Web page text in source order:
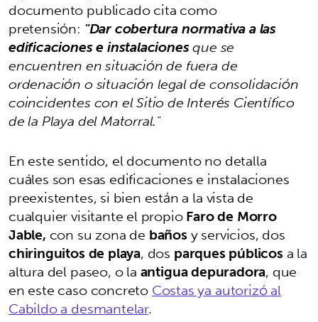
documento publicado cita como
pretensión: "Dar cobertura normativa a las
edificaciones e instalacionesque se
encuentren en situación de fuera de
ordenación o situación legal de consolidación
coincidentes con el Sitio de Interés Científico
de la Playa del Matorral."
En este sentido, el documento no detalla
cuáles son esas edificaciones e instalaciones
preexistentes, si bien están a la vista de
cualquier visitante el propioFaro de Morro
Jable, con su zona de bañosy servicios, dos
chiringuitos de playa, dos parques públicosa la
altura del paseo, o laantigua depuradora, que
en este caso concretoCostas ya autorizó al
Cabildo a desmantelar.